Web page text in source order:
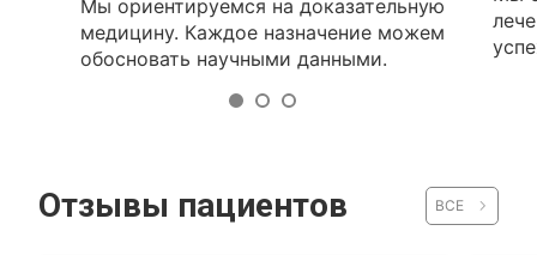
Мы ориентируемся на доказательную
медицину. Каждое назначение можем
обосновать научными данными.
Отзывы пациентов ВСЕ